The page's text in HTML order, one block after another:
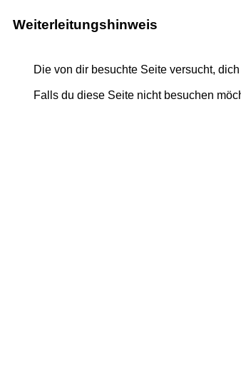
Weiterleitungshinweis
Die von dir besuchte Seite versucht,
Falls du diese Seite nicht besuchen